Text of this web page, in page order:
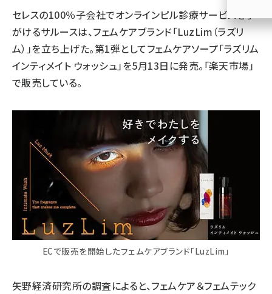
セレスの100％子会社でオンラインピル診療サービスを手
がけるサルースは、フェムケアブランド「LuzLim（ラズリ
ム）」を立ち上げた。第1弾としてフェムケアソープ「ラズリム
インティメイト ウォッシュ」を5月13日に発売。「楽天市場」
で販売している。
ECで販売を開始したフェムケアブランド「LuzLim」
矢野経済研究所の調査によると、フェムケア＆フェムテック
参